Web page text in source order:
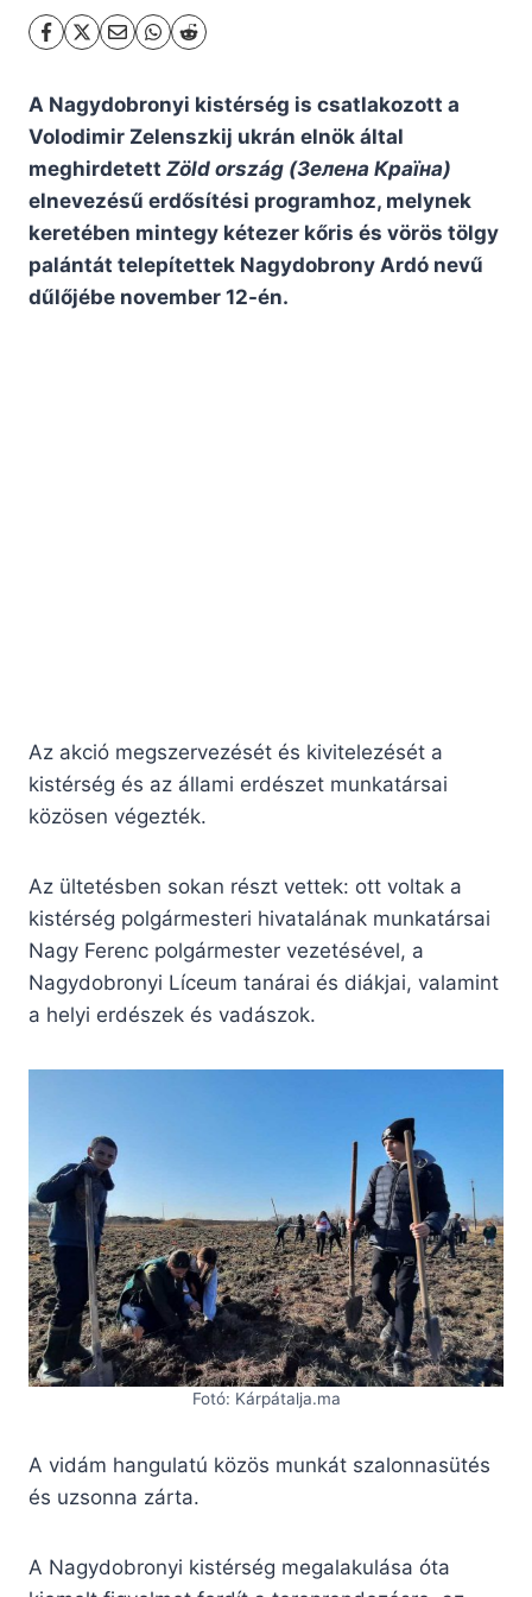
A Nagydobronyi kistérség is csatlakozott a
Volodimir Zelenszkij ukrán elnök által
meghirdetett Zöld ország (Зелена Країнa)
elnevezésű erdősítési programhoz, melynek
keretében mintegy kétezer kőris és vörös tölgy
palántát telepítettek Nagydobrony Ardó nevű
dűlőjébe november 12-én.
Az akció megszervezését és kivitelezését a
kistérség és az állami erdészet munkatársai
közösen végezték.
Az ültetésben sokan részt vettek: ott voltak a
kistérség polgármesteri hivatalának munkatársai
Nagy Ferenc polgármester vezetésével, a
Nagydobronyi Líceum tanárai és diákjai, valamint
a helyi erdészek és vadászok.
Fotó: Kárpátalja.ma
A vidám hangulatú közös munkát szalonnasütés
és uzsonna zárta.
A Nagydobronyi kistérség megalakulása óta